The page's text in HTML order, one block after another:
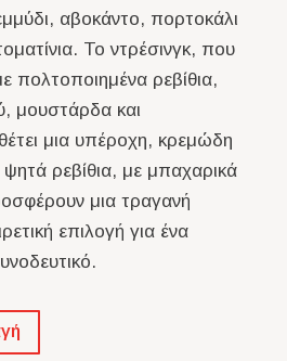
αβοκάντο, πορτοκάλι
Το ντρέσινγκ, που
πολτοποιημένα ρεβίθια,
μουστάρδα και
μια υπέροχη, κρεμώδη
ρεβίθια, με μπαχαρικά
μια τραγανή
επιλογή για ένα